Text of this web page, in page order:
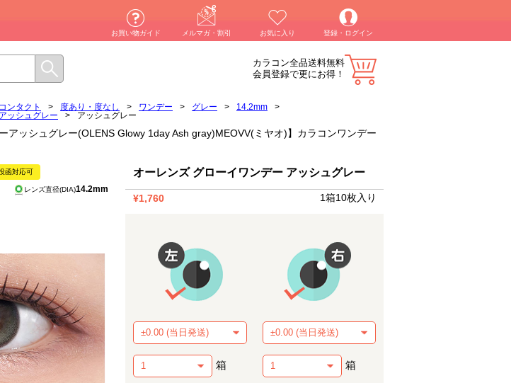
お買い物ガイド メルマガ・割引 お気に入り 登録・ログイン
カラコン全品送料無料
会員登録で更にお得！
ンタクト > 度あり・度なし > ワンデー > グレー > 14.2mm
>
アッシュグレー > アッシュグレー
アッシュグレー(OLENS Glowy 1day Ash gray)MEOVV(ミヤオ)】カラコンワンデー
函対応可
レンズ直径(DIA)14.2mm
オーレンズ グローイワンデー アッシュグレー
¥1,760 1箱10枚入り
箱 箱